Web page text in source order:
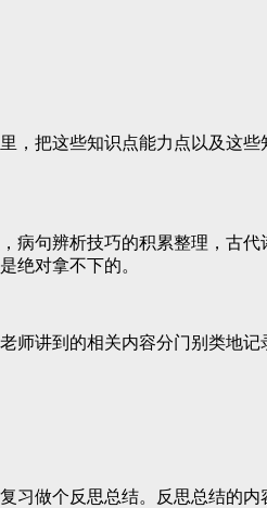
这些知识点能力点以及这些
辨析技巧的积累整理，古代
绝对拿不下的。
到的相关内容分门别类地记
做个反思总结。反思总结的